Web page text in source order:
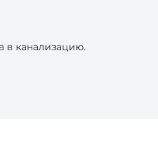
в канализацию.